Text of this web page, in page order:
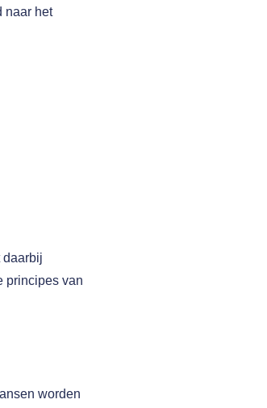
naar het
daarbij
principes van
worden